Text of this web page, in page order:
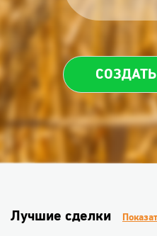
Лучшие сделки